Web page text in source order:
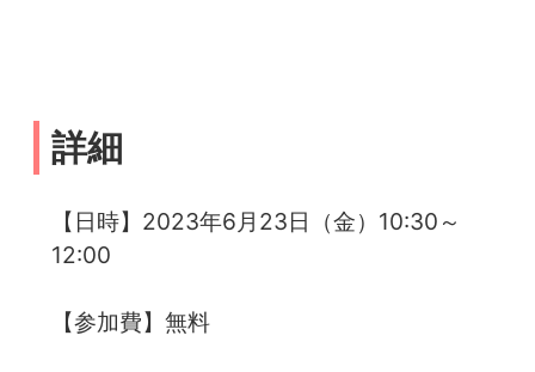
詳細
【日時】2023年6月23日（金）10:30～
12:00
【参加費】無料